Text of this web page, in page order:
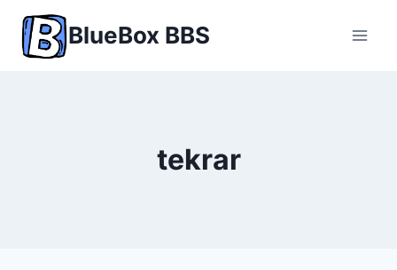
content
BlueBox BBS
tekrar